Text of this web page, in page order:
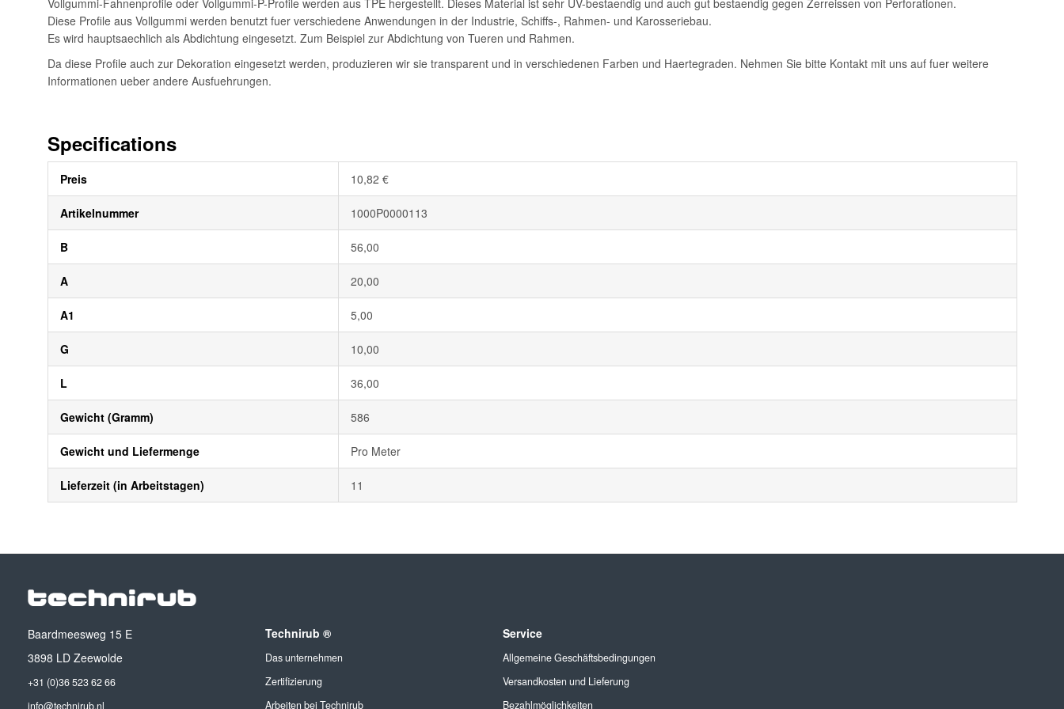
Vollgummi-Fahnenprofile oder Vollgummi-P-Profile werden aus TPE hergestellt. Dieses Material ist sehr UV-bestaendig und auch gut bestaendig gegen Zerreissen von Perforationen.
Diese Profile aus Vollgummi werden benutzt fuer verschiedene Anwendungen in der Industrie, Schiffs-, Rahmen- und Karosseriebau.
Es wird hauptsaechlich als Abdichtung eingesetzt. Zum Beispiel zur Abdichtung von Tueren und Rahmen.
Da diese Profile auch zur Dekoration eingesetzt werden, produzieren wir sie transparent und in verschiedenen Farben und Haertegraden. Nehmen Sie bitte Kontakt mit uns auf fuer weitere
Informationen ueber andere Ausfuehrungen.
Specifications
Informationen
Preis 10,82 €
Artikelnummer 1000P0000113
B 56,00
A 20,00
A1 5,00
G 10,00
L 36,00
Gewicht (Gramm) 586
Gewicht und Liefermenge Pro Meter
Lieferzeit (in Arbeitstagen) 11
Baardmeesweg 15 E
3898 LD Zeewolde
+31 (0)36 523 62 66
info@technirub.nl
Technirub ®
Das unternehmen
Zertifizierung
Arbeiten bei Technirub
Service
Allgemeine Geschäftsbedingungen
Versandkosten und Lieferung
Bezahlmöglichkeiten